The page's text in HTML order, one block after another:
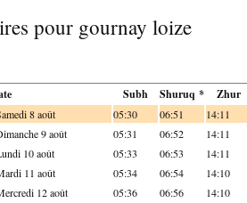
pour gournay loize
Subh Shuruq * Zhur
8 août 05:30 06:51 14:11
9 août 05:31 06:52 14:11
10 août 05:33 06:53 14:11
11 août 05:34 06:54 14:10
12 août 05:36 06:56 14:10